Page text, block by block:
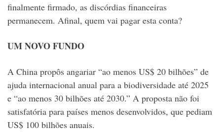
finalmente firmado, as discórdias financeiras
permanecem. Afinal, quem vai pagar esta conta?
UM NOVO FUNDO
A China propôs angariar “ao menos US$ 20 bilhões” de
ajuda internacional anual para a biodiversidade até 2025
e “ao menos 30 bilhões até 2030.” A proposta não foi
satisfatória para países menos desenvolvidos, que pediam
US$ 100 bilhões anuais.